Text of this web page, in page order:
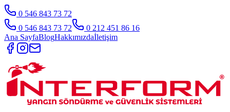
0 546 843 73 72
0 546 843 73 72
0 212 451 86 16
Ana SayfaBlogHakkımızdaİletişim